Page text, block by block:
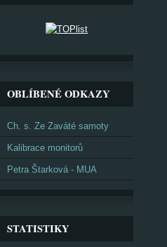
OBLÍBENÉ ODKAZY
Ch. s. Ze Zaváté samoty
Kalibrace monitorů
Petra Štarková - MUA
STATISTIKY